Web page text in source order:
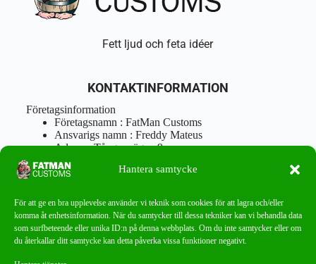
Hantera samtycke
För att ge en bra upplevelse använder vi teknik som cookies för att lagra och/eller
komma åt enhetsinformation. När du samtycker till dessa tekniker kan vi behandla data
som surfbeteende eller unika ID:n på denna webbplats. Om du inte samtycker eller om
du återkallar ditt samtycke kan detta påverka vissa funktioner negativt.
Fett ljud och feta idéer
KONTAKTINFORMATION
Företagsinformation
Företagsnamn : FatMan Customs
Ansvarigs namn : Freddy Mateus
Adress : Tångenvägen 9
Postnr : 417 46 Göteborg
Tel : 0762919666
info@fatmancustoms.se
Mån – Fre 10:00 – 18:00
Lör -11:00 – 15:00